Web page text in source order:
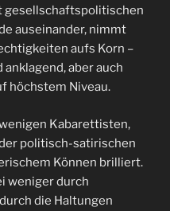
gesellschaftspolitischen
auseinander, nimmt
aufs Korn –
aber auch
höchstem Niveau.
Kabarettisten,
politisch-satirischen
Können brilliert.
weniger durch
die Haltungen